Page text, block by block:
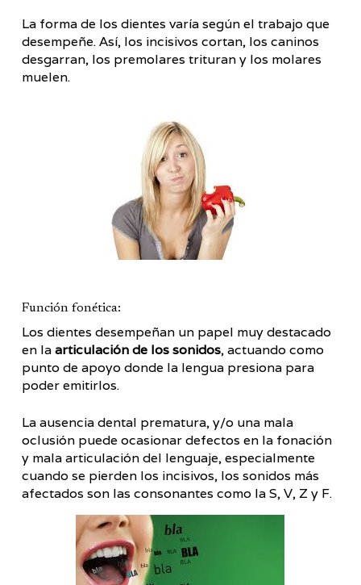
La forma de los dientes varía según el trabajo que
desempeñe. Así, los incisivos cortan, los caninos
desgarran, los premolares trituran y los molares
muelen.
Función fonética:
Los dientes desempeñan un papel muy destacado
en laarticulación de los sonidos, actuando como
punto de apoyo donde la lengua presiona para
poder emitirlos.
La ausencia dental prematura, y/o una mala
oclusión puede ocasionar defectos en la fonación
y mala articulación del lenguaje, especialmente
cuando se pierden los incisivos, los sonidos más
afectados son las consonantes como la S, V, Z y F.